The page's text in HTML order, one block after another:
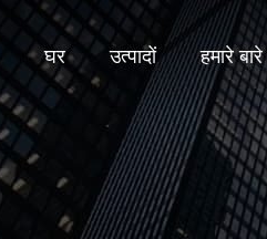
घर उत्पादों हमारे